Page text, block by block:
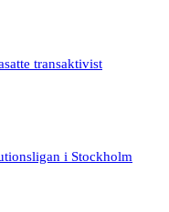
transaktivist
i Stockholm